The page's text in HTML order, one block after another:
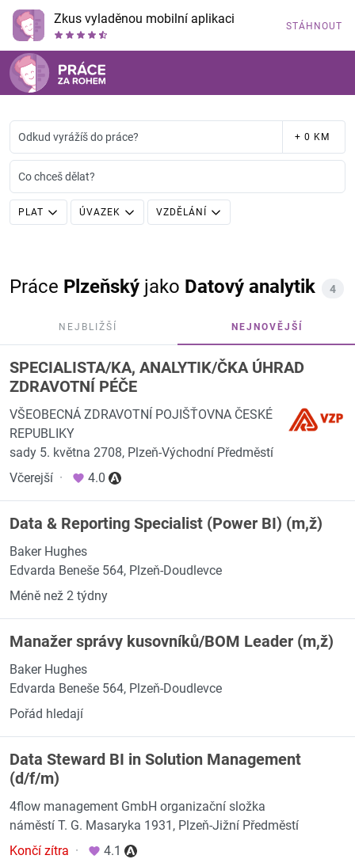
Zkus vyladěnou mobilní aplikaci STÁHNOUT
Odkud vyrážíš do práce? + 0 KM
Co chceš dělat?
PLAT ÚVAZEK VZDĚLÁNÍ
Práce Plzeňský jako Datový analytik 4
NEJBLIŽŠÍ NEJNOVĚJŠÍ
SPECIALISTA/KA, ANALYTIK/ČKA ÚHRAD
ZDRAVOTNÍ PÉČE
VŠEOBECNÁ ZDRAVOTNÍ POJIŠŤOVNA ČESKÉ
REPUBLIKY
sady 5. května 2708, Plzeň-Východní Předměstí
Včerejší · 4.0
Data & Reporting Specialist (Power BI) (m,ž)
Baker Hughes
Edvarda Beneše 564, Plzeň-Doudlevce
Méně než 2 týdny
Manažer správy kusovníků/BOM Leader (m,ž)
Baker Hughes
Edvarda Beneše 564, Plzeň-Doudlevce
Pořád hledají
Data Steward BI in Solution Management
(d/f/m)
4flow management GmbH organizační složka
náměstí T. G. Masaryka 1931, Plzeň-Jižní Předměstí
Končí zítra · 4.1